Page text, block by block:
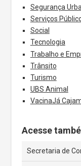
Segurança
Serviços
Social
Tecnologia
Trabalho e
Trânsito
Turismo
UBS Animal
VacinaJá
Acesse
Secretaria de